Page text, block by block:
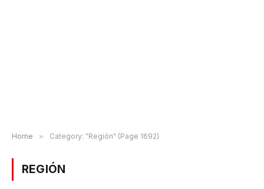
Home » Category: "Región" (Page 1692)
REGIÓN